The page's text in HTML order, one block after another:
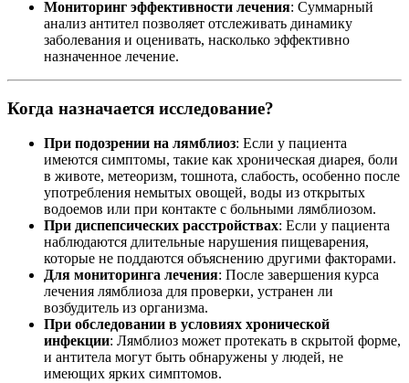
Мониторинг эффективности лечения: Суммарный
анализ антител позволяет отслеживать динамику
заболевания и оценивать, насколько эффективно
назначенное лечение.
Когда назначается исследование?
При подозрении на лямблиоз: Если у пациента
имеются симптомы, такие как хроническая диарея, боли
в животе, метеоризм, тошнота, слабость, особенно после
употребления немытых овощей, воды из открытых
водоемов или при контакте с больными лямблиозом.
При диспепсических расстройствах: Если у пациента
наблюдаются длительные нарушения пищеварения,
которые не поддаются объяснению другими факторами.
Для мониторинга лечения: После завершения курса
лечения лямблиоза для проверки, устранен ли
возбудитель из организма.
При обследовании в условиях хронической
инфекции: Лямблиоз может протекать в скрытой форме,
и антитела могут быть обнаружены у людей, не
имеющих ярких симптомов.